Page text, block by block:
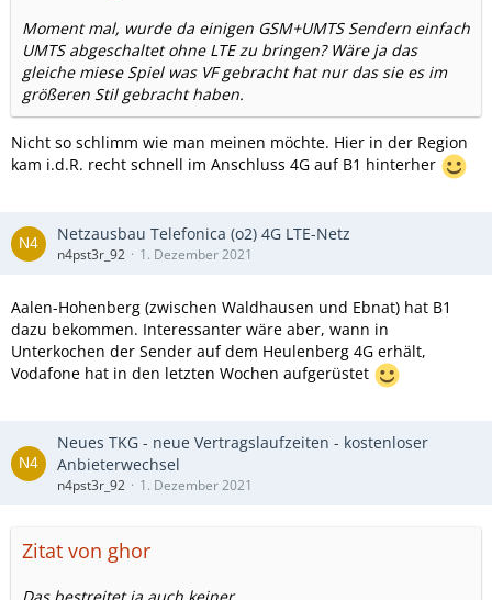
Moment mal, wurde da einigen GSM+UMTS Sendern einfach
UMTS abgeschaltet ohne LTE zu bringen? Wäre ja das
gleiche miese Spiel was VF gebracht hat nur das sie es im
größeren Stil gebracht haben.
Nicht so schlimm wie man meinen möchte. Hier in der Region
kam i.d.R. recht schnell im Anschluss 4G auf B1 hinterher
Netzausbau Telefonica (o2) 4G LTE-Netz
n4pst3r_92 1. Dezember 2021
Aalen-Hohenberg (zwischen Waldhausen und Ebnat) hat B1
dazu bekommen. Interessanter wäre aber, wann in
Unterkochen der Sender auf dem Heulenberg 4G erhält,
Vodafone hat in den letzten Wochen aufgerüstet
Neues TKG - neue Vertragslaufzeiten - kostenloser
Anbieterwechsel
n4pst3r_92 1. Dezember 2021
Zitat von ghor